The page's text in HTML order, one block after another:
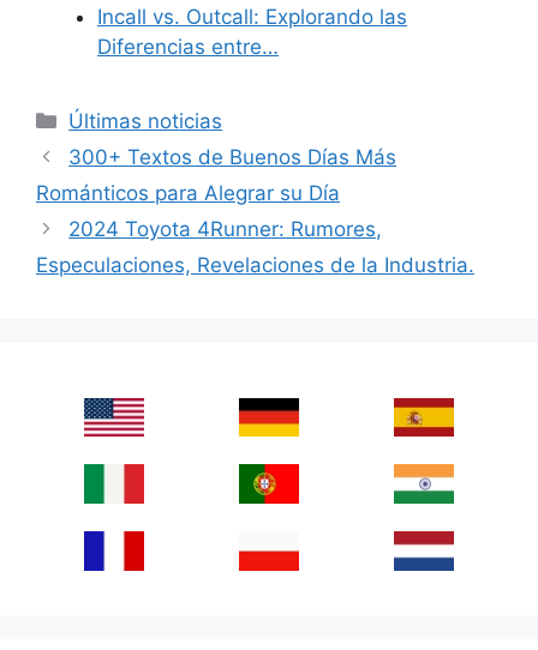
Incall vs. Outcall: Explorando las
Diferencias entre…
Categories
Últimas noticias
300+ Textos de Buenos Días Más
Románticos para Alegrar su Día
2024 Toyota 4Runner: Rumores,
Especulaciones, Revelaciones de la Industria.